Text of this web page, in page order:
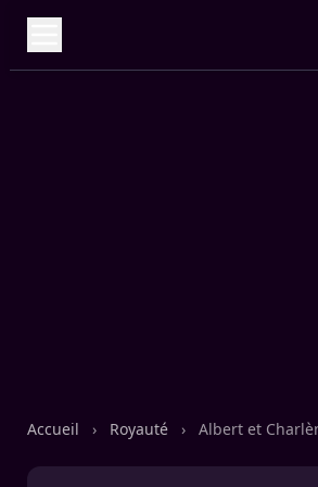
Accueil › Royauté › Albert et